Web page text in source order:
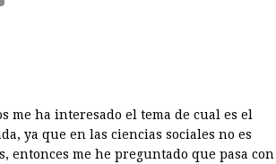
i
n
me ha interesado el tema de cual es el
ya que en las ciencias sociales no es
me he preguntado que pasa con